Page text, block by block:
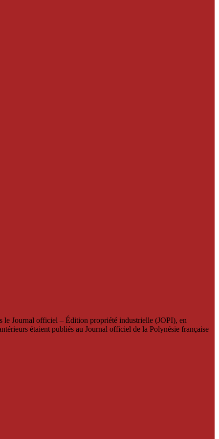
le Journal officiel – Édition propriété industrielle (JOPI), en
étaient publiés au Journal officiel de la Polynésie française